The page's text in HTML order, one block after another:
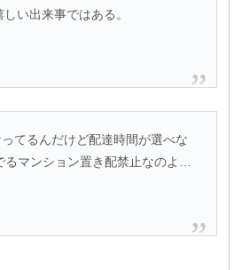
い出来事ではある。
てるんだけど配達時間が選べな
マンション置き配禁止なのよ…